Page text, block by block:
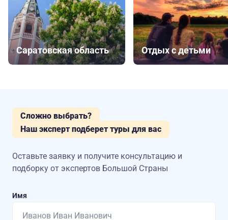
Саратовская область Отдых с детьми
Сложно выбрать?
Наш эксперт подберет туры для вас
Оставьте заявку и получите консультацию и
подборку от экспертов Большой Страны
Имя